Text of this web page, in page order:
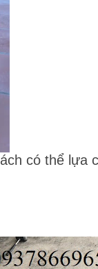
có thể lựa